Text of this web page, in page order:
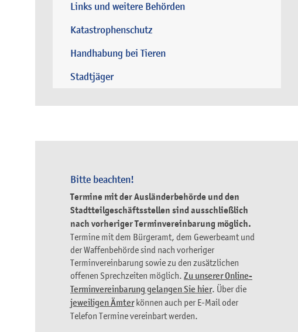
Links und weitere Behörden
Katastrophenschutz
Handhabung bei Tieren
Stadtjäger
Bitte beachten!
Termine mit der Ausländerbehörde und den
Stadtteilgeschäftsstellen sind ausschließlich
nach vorheriger Terminvereinbarung möglich.
Termine mit dem Bürgeramt, dem Gewerbeamt und
der Waffenbehörde sind nach vorheriger
Terminvereinbarung sowie zu den zusätzlichen
offenen Sprechzeiten möglich. Zu unserer Online-
Terminvereinbarung gelangen Sie hier. Über die
jeweiligen Ämterkönnen auch per E-Mail oder
Telefon Termine vereinbart werden.